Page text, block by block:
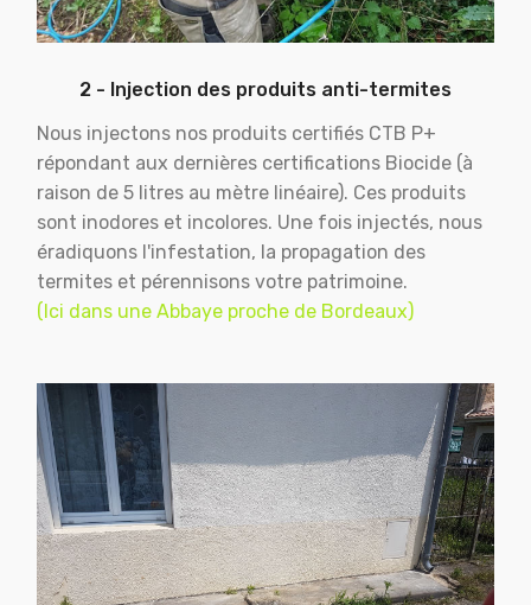
2 - Injection des produits anti-termites
Nous injectons nos produits certifiés CTB P+
répondant aux dernières certifications Biocide (à
raison de 5 litres au mètre linéaire). Ces produits
sont inodores et incolores. Une fois injectés, nous
éradiquons l'infestation, la propagation des
termites et pérennisons votre patrimoine.
(Ici dans une Abbaye proche de Bordeaux)